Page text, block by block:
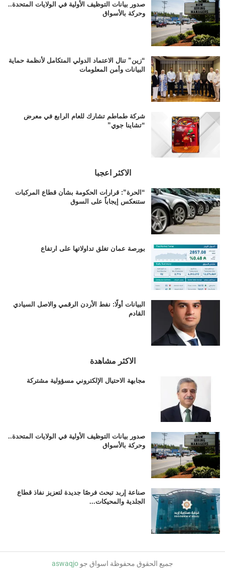
صدور بيانات التوظيف الأولية في الولايات المتحدة..
وحركة بالأسواق
“زين” تنال الاعتماد الدولي المتكامل لأنظمة حماية
البيانات وأمن المعلومات
شركة طماطم تشارك للعام الرابع في معرض
“تشاينا جوي”
الاكثر اعجبا
“الحرة”: قرارات الحكومة بشأن قطاع المركبات
ستنعكس إيجاباً على السوق
بورصة عمان تغلق تداولاتها على ارتفاع
البيانات أولًا: نفط الأردن الرقمي والاصل السيادي
القادم
الاكثر مشاهدة
مجابهة الاحتيال الإلكتروني مسؤولية مشتركة
صدور بيانات التوظيف الأولية في الولايات المتحدة..
وحركة بالأسواق
صناعة إربد تبحث فرصًا جديدة لتعزيز نفاذ قطاع
الجلدية والمحيكات...
جميع الحقوق محفوظة اسواق جو aswaqjo